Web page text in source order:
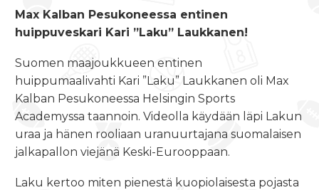
Max Kalban Pesukoneessa entinen
huippuveskari Kari ”Laku” Laukkanen!
Suomen maajoukkueen entinen
huippumaalivahti Kari ”Laku” Laukkanen oli Max
Kalban Pesukoneessa Helsingin Sports
Academyssa taannoin. Videolla käydään läpi Lakun
uraa ja hänen rooliaan uranuurtajana suomalaisen
jalkapallon viejänä Keski-Eurooppaan.
Laku kertoo miten pienestä kuopiolaisesta pojasta